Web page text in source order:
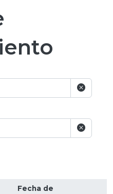
Fecha de